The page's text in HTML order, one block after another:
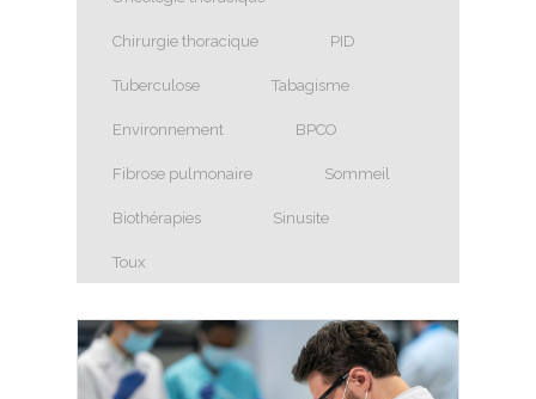
Chirurgie thoracique PID
Tuberculose Tabagisme
Environnement BPCO
Fibrose pulmonaire Sommeil
Biothérapies Sinusite
Toux